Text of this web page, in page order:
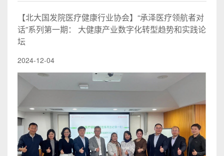
【北大国发院医疗健康行业协会】“承泽医疗领航者对
话”系列第一期： 大健康产业数字化转型趋势和实践论
坛
2024-12-04